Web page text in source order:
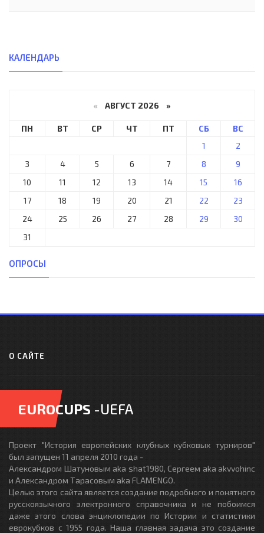
КАЛЕНДАРЬ
« АВГУСТ 2026 »
ПН ВТ СР ЧТ ПТ СБ
ВС
1
2
3
4 5 6 7 8
9
10
11 12 13 14 15
16
17
18 19 20 21 22
23
24
25 26 27 28 29
30
31
ОПРОСЫ
О САЙТЕ
EUROCUPS -UEFA
Проект "История европейских клубных кубковых турниров"
был запущен 11 апреля 2010 года -
Александром Шатуновым aka shat1980, Сергеем aka akvvohinc
и Александром Тарасовым aka FLAMENGO.
Целью этого сайта является создание подробного и понятного
русскоязычного электронного справочника и не побоимся
даже этого слова энциклопедии по Истории и статистики
еврокубков с 1955 года. Наша главная задача это создание